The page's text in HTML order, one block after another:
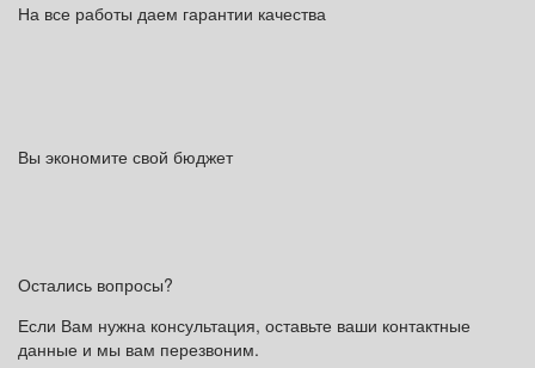
На все работы даем гарантии качества
Вы экономите свой бюджет
Остались вопросы?
Если Вам нужна консультация, оставьте ваши контактные
данные и мы вам перезвоним.